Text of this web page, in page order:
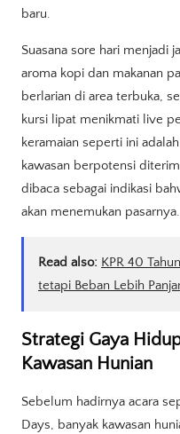
baru.
Suasana sore hari menjadi
aroma kopi dan makanan
berlarian di area terbuka,
kursi lipat menikmati live
keramaian seperti ini
kawasan berpotensi
dibaca sebagai indikasi
akan menemukan pasarnya.
Read also: KPR 40
tetapi Beban Lebih
Strategi Gaya
Kawasan Hunian
Sebelum hadirnya acara
Days, banyak kawasan